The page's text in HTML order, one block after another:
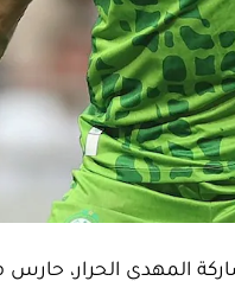
المهدي الحرار،